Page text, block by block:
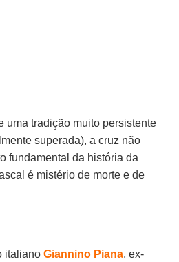
uma tradição muito persistente
superada), a cruz não
fundamental da história da
é mistério de morte e de
italianoGiannino Piana, ex-